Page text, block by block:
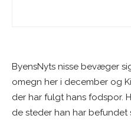
ByensNyts nisse bevæger
omegn her i december og
der har fulgt hans fodspor.
de steder han har befundet